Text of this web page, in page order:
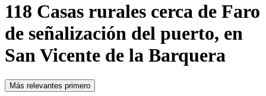
118 Casas rurales cerca de Faro
de señalización del puerto, en
San Vicente de la Barquera
Más relevantes primero